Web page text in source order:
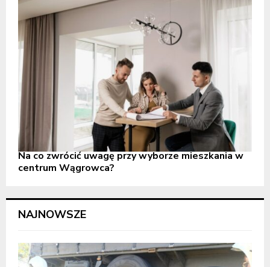
Na co zwrócić uwagę przy wyborze mieszkania w
centrum Wągrowca?
NAJNOWSZE